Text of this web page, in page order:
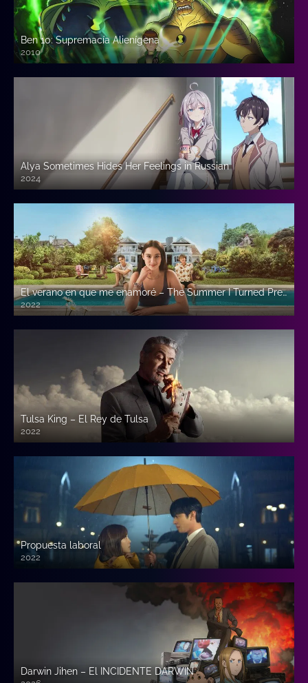
Ben 10: Supremacía Alienígena
2010
Alya Sometimes Hides Her Feelings in Russian
2024
El verano en que me enamoré – The Summer I Turned Pretty
2022
Tulsa King – El Rey de Tulsa
2022
Propuesta laboral
2022
Darwin Jihen – El INCIDENTE DARWIN